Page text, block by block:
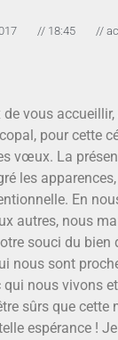
// 18:45 //
vous
pour cette
vœux. La
les
En
autres, nous
souci du bien
nous sont
qui nous vivons
sûrs que cette
espérance !